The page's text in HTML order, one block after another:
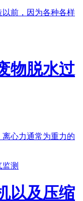
前，因为各种各样
物脱水过
心力通常为重力的
以及压缩